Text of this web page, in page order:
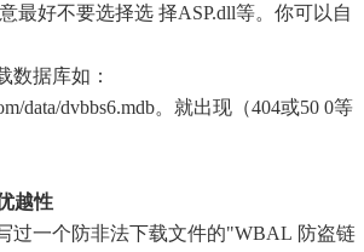
最好不要选择选 择ASP.dll等。你可以自
据库如：
data/dvbbs6.mdb。就出现（404或50 0等
越性
一个防非法下载文件的"WBAL 防盗链